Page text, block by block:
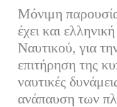
Μόνιμη
έχει και
Ναυτικού, για
επιτήρηση της
ναυτικές
ανάπαυση των